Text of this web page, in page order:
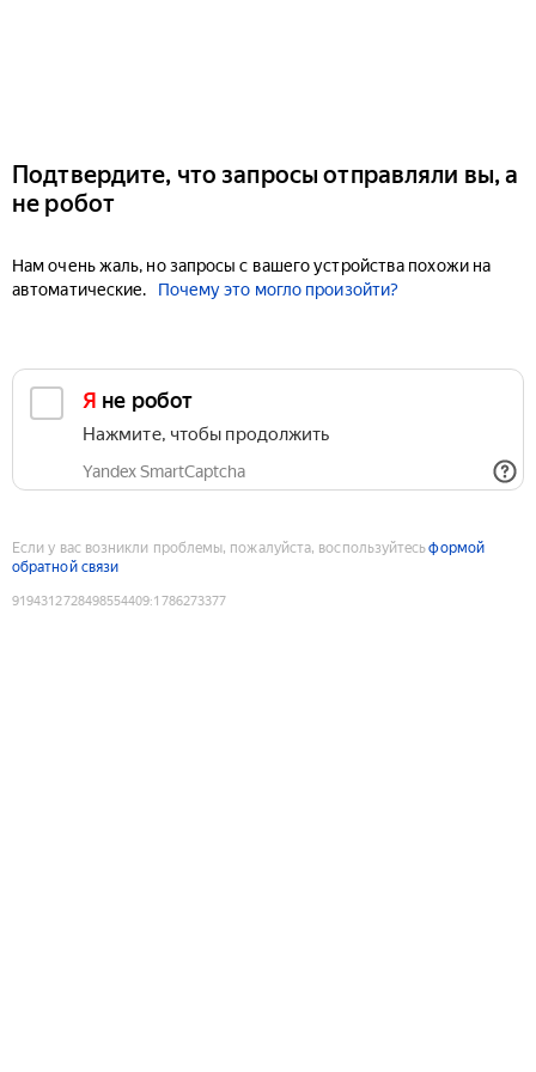
Подтвердите, что запросы отправляли вы, а
не робот
Нам очень жаль, но запросы с вашего устройства похожи на
автоматические.
Почему это могло произойти?
Я не робот
Нажмите, чтобы продолжить
Yandex SmartCaptcha
Если у вас возникли проблемы, пожалуйста, воспользуйтесьформой
обратной связи
9194312728498554409:1786273377